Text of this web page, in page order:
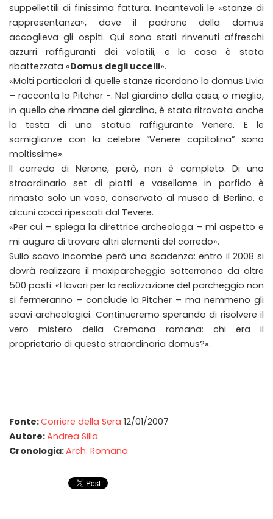
suppellettili di finissima fattura. Incantevoli le «stanze di
rappresentanza», dove il padrone della domus
accoglieva gli ospiti. Qui sono stati rinvenuti affreschi
azzurri raffiguranti dei volatili, e la casa è stata
ribattezzata «Domus degli uccelli».
«Molti particolari di quelle stanze ricordano la domus Livia
– racconta la Pitcher -. Nel giardino della casa, o meglio,
in quello che rimane del giardino, è stata ritrovata anche
la testa di una statua raffigurante Venere. E le
somiglianze con la celebre “Venere capitolina” sono
moltissime».
Il corredo di Nerone, però, non è completo. Di uno
straordinario set di piatti e vasellame in porfido è
rimasto solo un vaso, conservato al museo di Berlino, e
alcuni cocci ripescati dal Tevere.
«Per cui – spiega la direttrice archeologa – mi aspetto e
mi auguro di trovare altri elementi del corredo».
Sullo scavo incombe però una scadenza: entro il 2008 si
dovrà realizzare il maxiparcheggio sotterraneo da oltre
500 posti. «I lavori per la realizzazione del parcheggio non
si fermeranno – conclude la Pitcher – ma nemmeno gli
scavi archeologici. Continueremo sperando di risolvere il
vero mistero della Cremona romana: chi era il
proprietario di questa straordinaria domus?».
Fonte:Corriere della Sera 12/01/2007
Autore:Andrea Silla
Cronologia:Arch. Romana